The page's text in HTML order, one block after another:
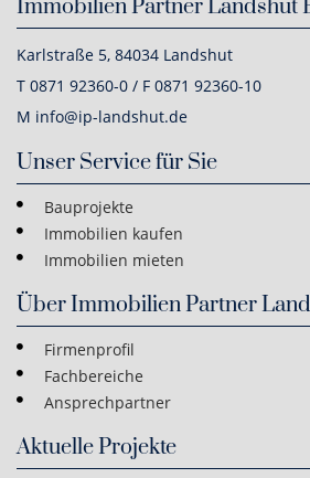
Immobilien Partner Landshut
Karlstraße 5, 84034 Landshut
T 0871 92360-0 / F 0871 92360-10
M info@ip-landshut.de
Unser Service für Sie
Bauprojekte
Immobilien kaufen
Immobilien mieten
Über Immobilien Partner
Firmenprofil
Fachbereiche
Ansprechpartner
Aktuelle Projekte